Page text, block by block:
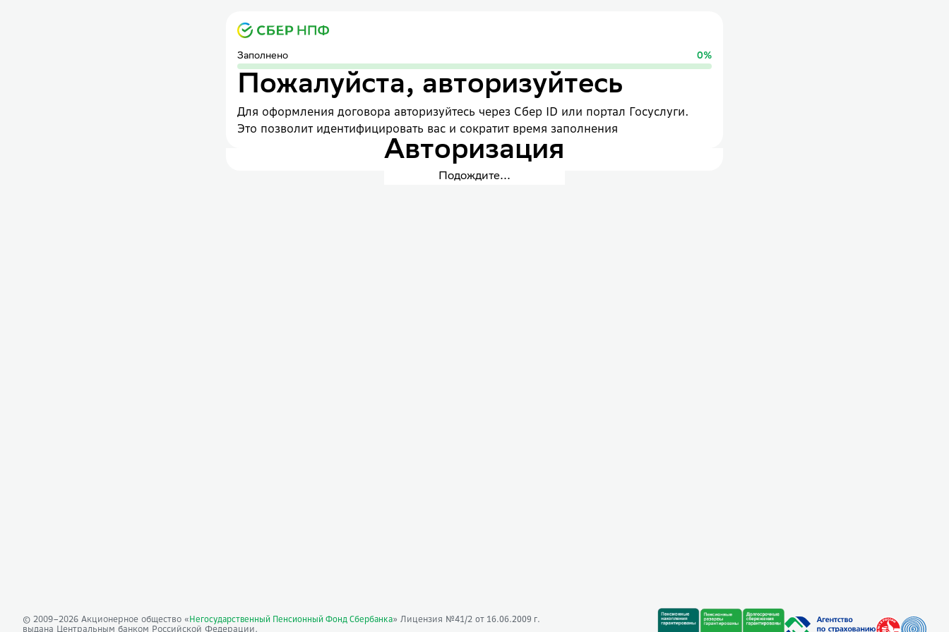
Заполнено 0%
Пожалуйста, авторизуйтесь
Для оформления договора авторизуйтесь через Сбер ID или портал Госуслуги.
Это позволит идентифицировать вас и сократит время заполнения
Авторизация
Подождите...
© 2009–2026 Акционерное общество « Негосударственный Пенсионный Фонд Сбербанка» Лицензия №41/2 от 16.06.2009 г.
выдана Центральным банком Российской Федерации.